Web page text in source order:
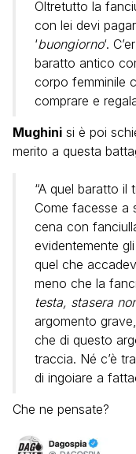
Oltretutto la
con lei devi
‘buongiorno‘.
baratto antico
corpo femminile
comprare e
Mughini si è poi
merito a questa
“A quel baratto
Come facesse a
cena con
evidentemente
quel che
meno che la
testa, stasera
argomento
che di questo
traccia. Né c’è
di ingoiare a
Che ne pensate?